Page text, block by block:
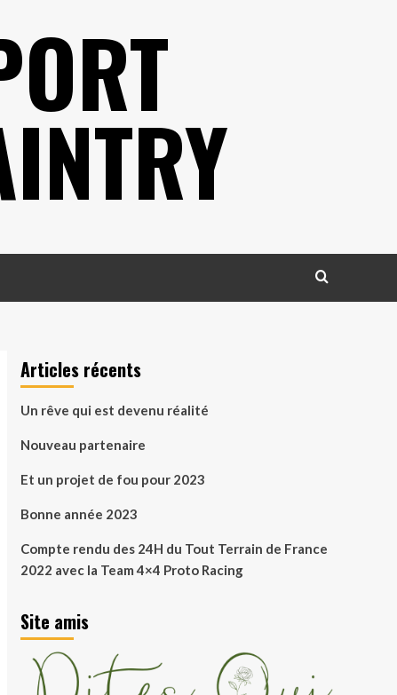
Articles récents
Un rêve qui est devenu réalité
Nouveau partenaire
Et un projet de fou pour 2023
Bonne année 2023
Compte rendu des 24H du Tout Terrain de France
2022 avec la Team 4×4 Proto Racing
Site amis